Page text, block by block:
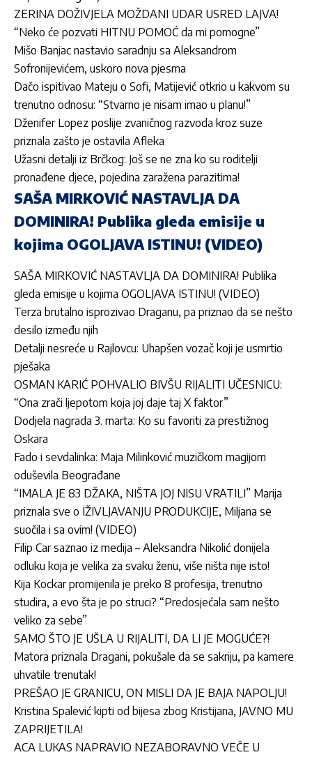
ZERINA DOŽIVJELA MOŽDANI UDAR USRED LAJVA!
“Neko će pozvati HITNU POMOĆ da mi pomogne”
Mišo Banjac nastavio saradnju sa Aleksandrom
Sofronijevićem, uskoro nova pjesma
Dačo ispitivao Mateju o Sofi, Matijević otkrio u kakvom su
trenutno odnosu: “Stvarno je nisam imao u planu!”
Dženifer Lopez poslije zvaničnog razvoda kroz suze
priznala zašto je ostavila Afleka
Užasni detalji iz Brčkog: Još se ne zna ko su roditelji
pronađene djece, pojedina zaražena parazitima!
SAŠA MIRKOVIĆ NASTAVLJA DA
DOMINIRA! Publika gleda emisije u
kojima OGOLJAVA ISTINU! (VIDEO)
SAŠA MIRKOVIĆ NASTAVLJA DA DOMINIRA! Publika
gleda emisije u kojima OGOLJAVA ISTINU! (VIDEO)
Terza brutalno isprozivao Draganu, pa priznao da se nešto
desilo između njih
Detalji nesreće u Rajlovcu: Uhapšen vozač koji je usmrtio
pješaka
OSMAN KARIĆ POHVALIO BIVŠU RIJALITI UČESNICU:
“Ona zrači ljepotom koja joj daje taj X faktor”
Dodjela nagrada 3. marta: Ko su favoriti za prestižnog
Oskara
Fado i sevdalinka: Maja Milinković muzičkom magijom
oduševila Beograđane
“IMALA JE 83 DŽAKA, NIŠTA JOJ NISU VRATILI” Marija
priznala sve o IŽIVLJAVANJU PRODUKCIJE, Miljana se
suočila i sa ovim! (VIDEO)
Filip Car saznao iz medija – Aleksandra Nikolić donijela
odluku koja je velika za svaku ženu, više ništa nije isto!
Kija Kockar promijenila je preko 8 profesija, trenutno
studira, a evo šta je po struci? “Predosjećala sam nešto
veliko za sebe”
SAMO ŠTO JE UŠLA U RIJALITI, DA LI JE MOGUĆE?!
Matora priznala Dragani, pokušale da se sakriju, pa kamere
uhvatile trenutak!
PREŠAO JE GRANICU, ON MISLI DA JE BAJA NAPOLJU!
Kristina Spalević kipti od bijesa zbog Kristijana, JAVNO MU
ZAPRIJETILA!
ACA LUKAS NAPRAVIO NEZABORAVNO VEČE U